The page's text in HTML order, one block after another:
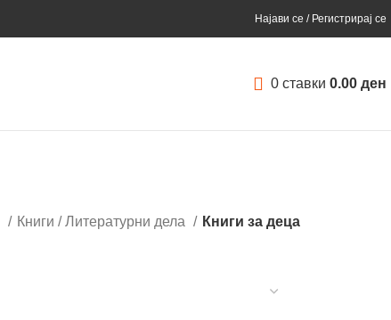
Најави се / Регистрирај се
0 ставки 0.00 ден
Книги / Литературни дела Книги за деца